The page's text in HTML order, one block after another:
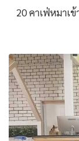
20 คาเฟ่หมาเ